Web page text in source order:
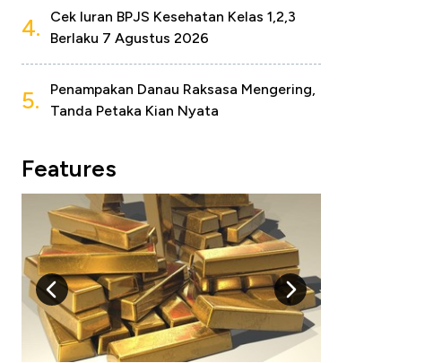
4.
Cek Iuran BPJS Kesehatan Kelas 1,2,3
Berlaku 7 Agustus 2026
5.
Penampakan Danau Raksasa Mengering,
Tanda Petaka Kian Nyata
Features